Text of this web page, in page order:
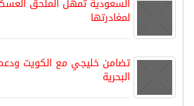
لمغادرتها
تضامن خليجي مع الكويت
البحرية